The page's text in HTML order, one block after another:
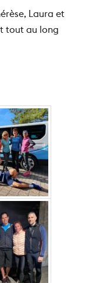
Laura et
tout au long